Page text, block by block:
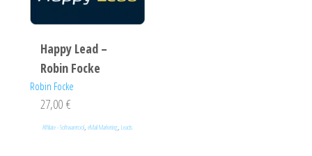
Happy Lead –
Robin Focke
Robin Focke
27,00 €
Affiliate - Softwaretool, eMail Marketing, Leads